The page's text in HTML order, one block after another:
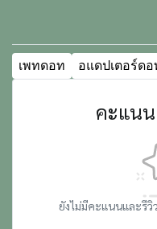
เพทดอท อแดปเตอร์ดอ
คะแน
ยังไม่มีคะแนนและรี